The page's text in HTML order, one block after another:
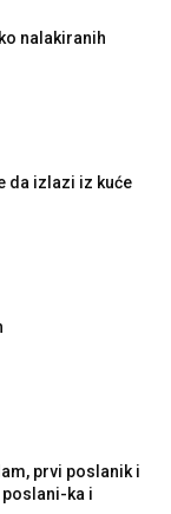
nalakiranih
da izlazi iz kuće
prvi poslanik i
ka i